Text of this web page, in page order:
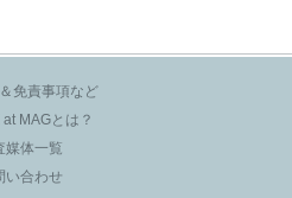
免責事項など
MAGとは？
媒体一覧
い合わせ